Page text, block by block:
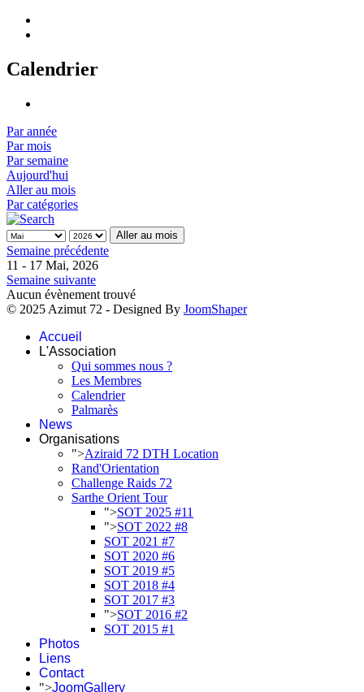
Calendrier
Par année
Par mois
Par semaine
Aujourd'hui
Aller au mois
Par catégories
Aller au mois
Semaine précédente
11 - 17 Mai, 2026
Semaine suivante
Aucun évènement trouvé
© 2025 Azimut 72 - Designed By JoomShaper
Accueil
L'Association
Qui sommes nous ?
Les Membres
Calendrier
Palmarès
News
Organisations
">Aziraid 72 DTH Location
Rand'Orientation
Challenge Raids 72
Sarthe Orient Tour
">SOT 2025 #11
">SOT 2022 #8
SOT 2021 #7
SOT 2020 #6
SOT 2019 #5
SOT 2018 #4
SOT 2017 #3
">SOT 2016 #2
SOT 2015 #1
Photos
Liens
Contact
">JoomGallery